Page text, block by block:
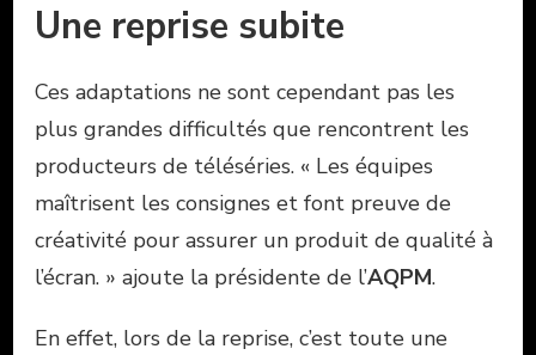
Une reprise subite
Ces adaptations ne sont cependant pas les
plus grandes difficultés que rencontrent les
producteurs de téléséries. « Les équipes
maîtrisent les consignes et font preuve de
créativité pour assurer un produit de qualité à
l’écran. » ajoute la présidente de l’AQPM.
En effet, lors de la reprise, c’est toute une